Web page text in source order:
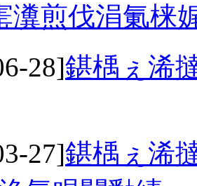
瀵煎伐涓氭梾
28]鍖楀ぇ浠
27]鍖楀ぇ浠